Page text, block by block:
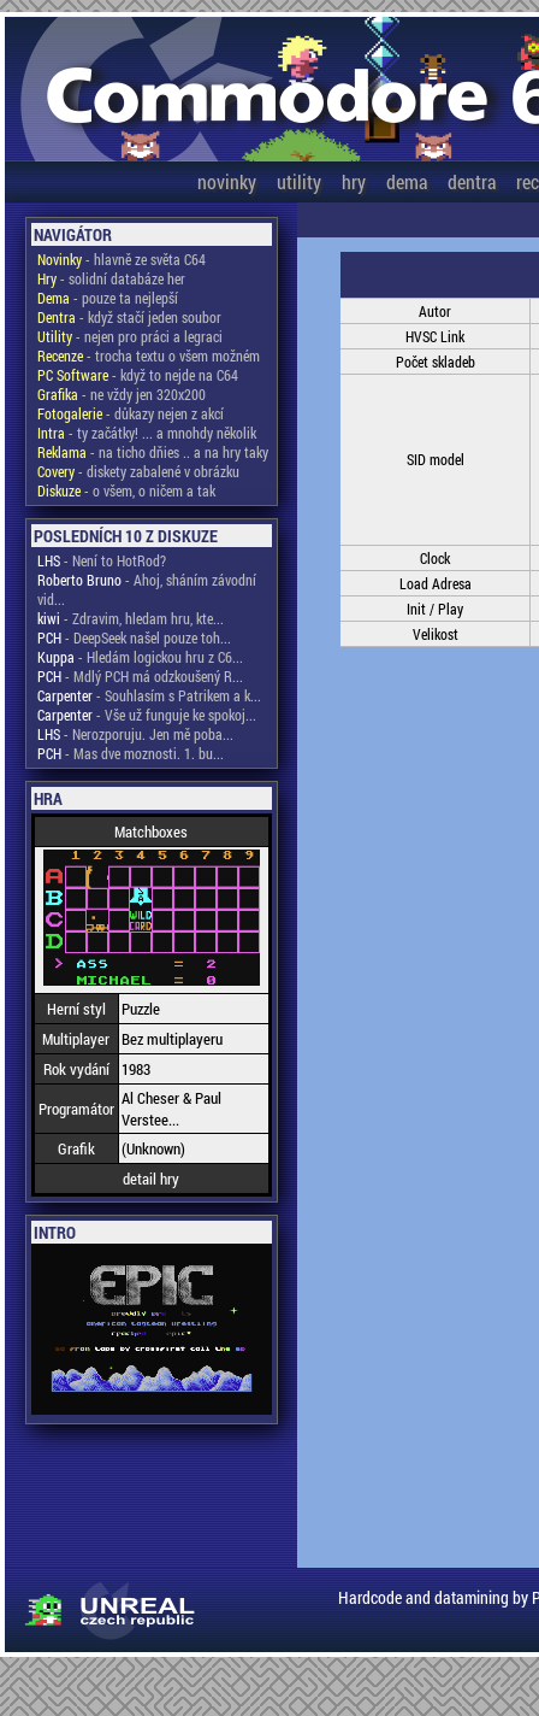
novinky utility hry dema dentra
NAVIGÁTOR
Novinky- hlavně ze světa C64
Hry- solidní databáze her
Dema - pouze ta nejlepší
Dentra - když stačí jeden soubor
Utility- nejen pro práci a legraci
Recenze- trocha textu o všem možném
PC Software- když to nejde na C64
Grafika - ne vždy jen 320x200
Fotogalerie- důkazy nejen z akcí
Intra - ty začátky! ... a mnohdy několik
Reklama - na ticho dňies .. a na hry taky
Covery- diskety zabalené v obrázku
Diskuze- o všem, o ničem a tak
POSLEDNÍCH 10 Z DISKUZE
LHS- Není to HotRod?
Roberto Bruno- Ahoj, sháním závodní
vid...
kiwi - Zdravim, hledam hru, kte...
PCH- DeepSeek našel pouze toh...
Kuppa - Hledám logickou hru z C6...
PCH- Mdlý PCH má odzkoušený R...
Carpenter- Souhlasím s Patrikem a k...
Carpenter- Vše už funguje ke spokoj...
LHS- Nerozporuju. Jen mě poba...
PCH- Mas dve moznosti. 1. bu...
HRA
Matchboxes
Herní styl
Puzzle
Multiplayer Bez multiplayeru
Rok vydání
1983
Programátor Al Cheser & Paul
Verstee...
Grafik
(Unknown)
detail hry
INTRO
Autor
HVSC Link
Počet skladeb
SID model
Clock
Load Adresa
Init / Play
Velikost
Hardcode and datamining by